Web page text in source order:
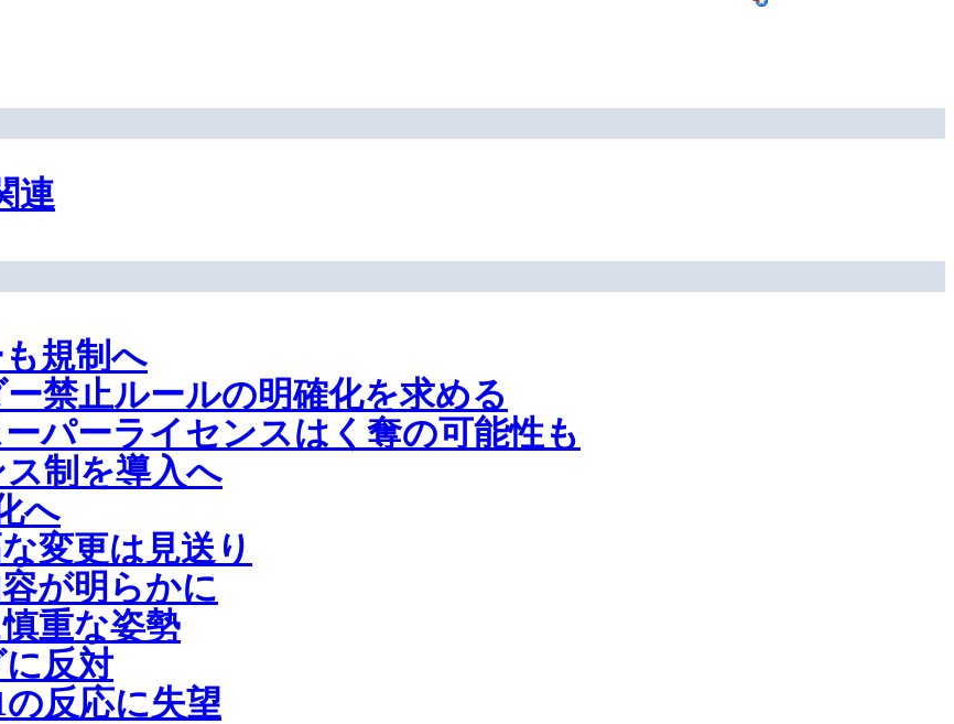
連
規制へ
禁止ルールの明確化を求める
パーライセンスはく奪の可能性も
制を導入へ
へ
変更は見送り
が明らかに
重な姿勢
反対
反応に失望